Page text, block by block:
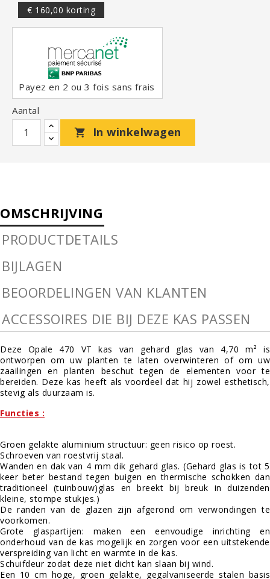
€ 160,00 korting
Payez en 2 ou 3 fois sans frais
Aantal

In winkelwagen
OMSCHRIJVING
PRODUCTDETAILS
BIJLAGEN
BEOORDELINGEN VAN KLANTEN
ACCESSOIRES DIE BIJ DEZE KAS PASSEN
Deze Opale 470 VT kas van gehard glas van 4,70 m² is
ontworpen om uw planten te laten overwinteren of om uw
zaailingen en planten beschut tegen de elementen voor te
bereiden. Deze kas heeft als voordeel dat hij zowel esthetisch,
stevig als duurzaam is.
Functies :
Groen gelakte aluminium structuur: geen risico op roest.
Schroeven van roestvrij staal.
Wanden en dak van 4 mm dik gehard glas. (Gehard glas is tot 5
keer beter bestand tegen buigen en thermische schokken dan
traditioneel (tuinbouw)glas en breekt bij breuk in duizenden
kleine, stompe stukjes.)
De randen van de glazen zijn afgerond om verwondingen te
voorkomen.
Grote glaspartijen: maken een eenvoudige inrichting en
onderhoud van de kas mogelijk en zorgen voor een uitstekende
verspreiding van licht en warmte in de kas.
Schuifdeur zodat deze niet dicht kan slaan bij wind.
Een 10 cm hoge, groen gelakte, gegalvaniseerde stalen basis